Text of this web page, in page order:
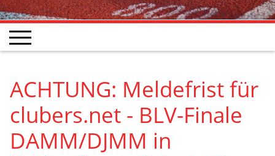
ACHTUNG: Meldefrist für
clubers.net - BLV-Finale
DAMM/DJMM in